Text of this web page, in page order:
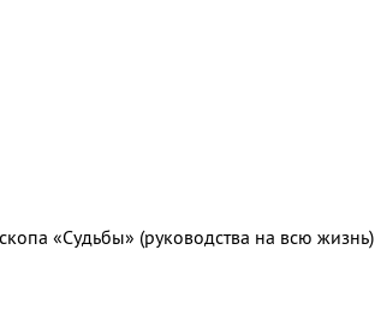
«Судьбы» (руководства на всю жизнь)